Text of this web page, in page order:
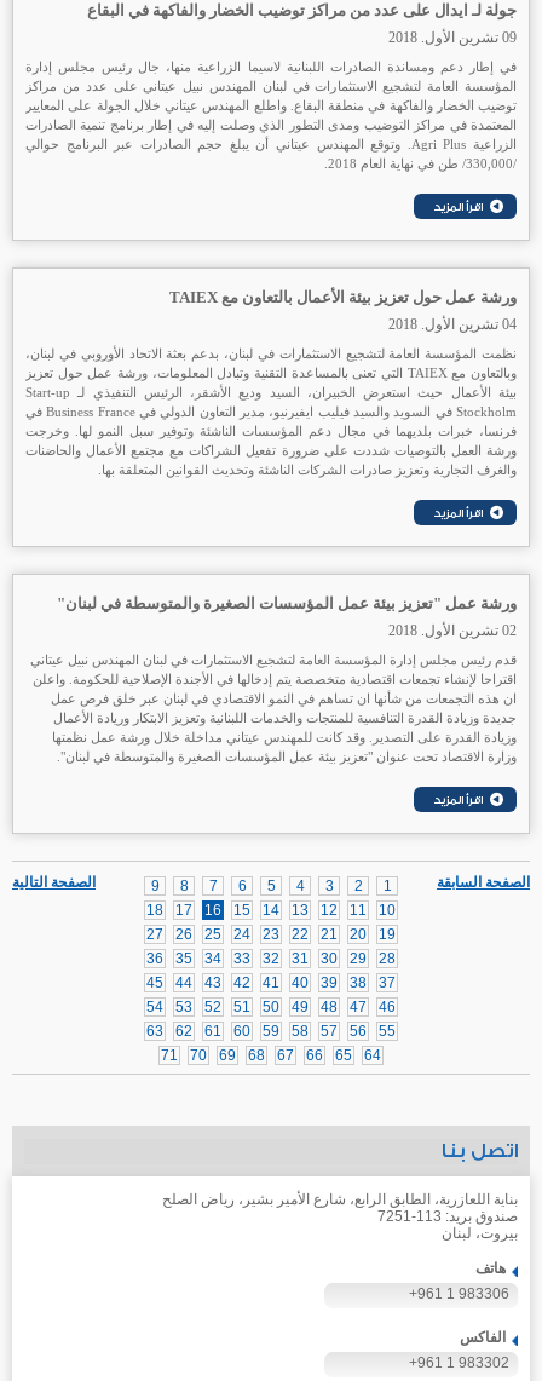
جولة لـ ايدال على عدد من مراكز توضيب الخضار والفاكهة في البقاع
09 تشرين الأول. 2018
في إطار دعم ومساندة الصادرات اللبنانية لاسيما الزراعية منها، جال رئيس مجلس إدارة
المؤسسة العامة لتشجيع الاستثمارات في لبنان المهندس نبيل عيتاني على عدد من مراكز
توضيب الخضار والفاكهة في منطقة البقاع. واطلع المهندس عيتاني خلال الجولة على المعايير
المعتمدة في مراكز التوضيب ومدى التطور الذي وصلت إليه في إطار برنامج تنمية الصادرات
الزراعية Agri Plus. وتوقع المهندس عيتاني أن يبلغ حجم الصادرات عبر البرنامج حوالي
/330,000/ طن في نهاية العام 2018.
ورشة عمل حول تعزيز بيئة الأعمال بالتعاون مع TAIEX
04 تشرين الأول. 2018
نظمت المؤسسة العامة لتشجيع الاستثمارات في لبنان، بدعم بعثة الاتحاد الأوروبي في لبنان،
وبالتعاون مع TAIEX التي تعنى بالمساعدة التقنية وتبادل المعلومات، ورشة عمل حول تعزيز
بيئة الأعمال حيث استعرض الخبيران، السيد وديع الأشقر، الرئيس التنفيذي لـ Start-up
Stockholm في السويد والسيد فيليب ايفيرنيو، مدير التعاون الدولي في Business France في
فرنسا، خبرات بلديهما في مجال دعم المؤسسات الناشئة وتوفير سبل النمو لها. وخرجت
ورشة العمل بالتوصيات شددت على ضرورة تفعيل الشراكات مع مجتمع الأعمال والحاضنات
والغرف التجارية وتعزيز صادرات الشركات الناشئة وتحديث القوانين المتعلقة بها.
ورشة عمل "تعزيز بيئة عمل المؤسسات الصغيرة والمتوسطة في لبنان"
02 تشرين الأول. 2018
قدم رئيس مجلس إدارة المؤسسة العامة لتشجيع الاستثمارات في لبنان المهندس نبيل عيتاني
اقتراحا لإنشاء تجمعات اقتصادية متخصصة يتم إدخالها في الأجندة الإصلاحية للحكومة. واعلن
ان هذه التجمعات من شأنها ان تساهم في النمو الاقتصادي في لبنان عبر خلق فرص عمل
جديدة وزيادة القدرة التنافسية للمنتجات والخدمات اللبنانية وتعزيز الابتكار وريادة الأعمال
وزيادة القدرة على التصدير. وقد كانت للمهندس عيتاني مداخلة خلال ورشة عمل نظمتها
وزارة الاقتصاد تحت عنوان "تعزيز بيئة عمل المؤسسات الصغيرة والمتوسطة في لبنان".
الصفحة التالية 1
2
3
4
5
6
7
8
9
10
11
12
13
14
15
16
17
18
19
20
21
22
23
24
25
26
27
28
29
30
31
32
33
34
35
36
37
38
39
40
41
42
43
44
45
46
47
48
49
50
51
52
53
54
55
56
57
58
59
60
61
62
63
64
65
66
67
68
69
70
71
الصفحة السابقة
اتصل بنا
بناية اللعازرية، الطابق الرابع، شارع الأمير بشير، رياض الصلح
صندوق بريد: 113-7251
بيروت، لبنان
هاتف
+961 1 983306
الفاكس
+961 1 983302